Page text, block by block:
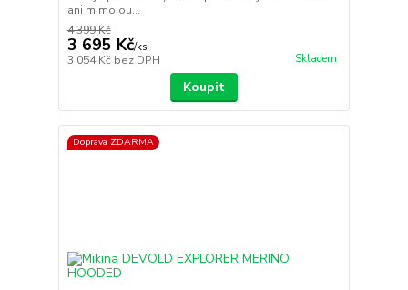
ani mimo ou...
4 399 Kč
3 695 Kč/ks
3 054 Kč bez DPH Skladem
Koupit
Doprava ZDARMA